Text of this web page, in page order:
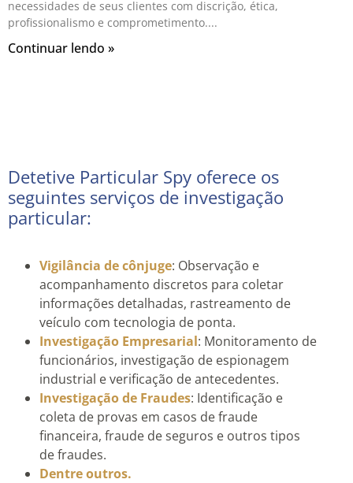
necessidades de seus clientes com discrição, ética,
profissionalismo e comprometimento.
Continuar lendo »
Detetive Particular Spy oferece os
seguintes serviços de investigação
particular:
Vigilância de cônjuge: Observação e
acompanhamento discretos para coletar
informações detalhadas, rastreamento de
veículo com tecnologia de ponta.
Investigação Empresarial: Monitoramento de
funcionários, investigação de espionagem
industrial e verificação de antecedentes.
Investigação de Fraudes: Identificação e
coleta de provas em casos de fraude
financeira, fraude de seguros e outros tipos
de fraudes.
Dentre outros.